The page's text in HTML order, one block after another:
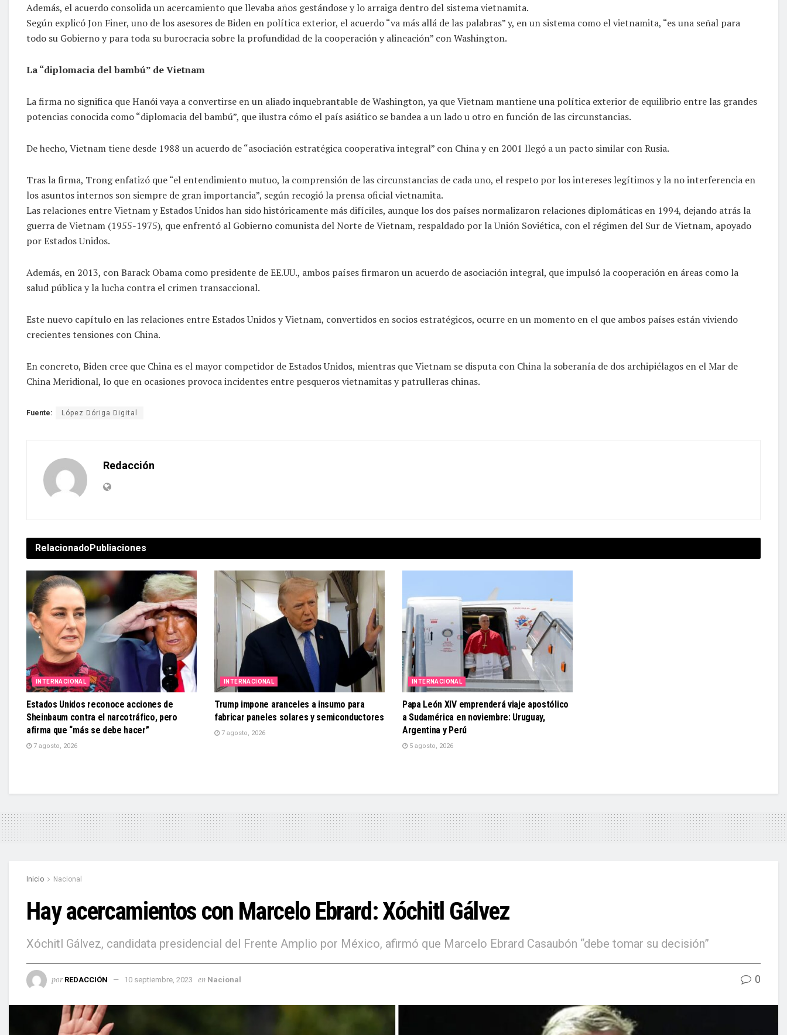
Además, el acuerdo consolida un acercamiento que llevaba años gestándose y lo arraiga dentro del sistema vietnamita.
Según explicó Jon Finer, uno de los asesores de Biden en política exterior, el acuerdo “va más allá de las palabras” y, en un sistema como el vietnamita, “es una señal para
todo su Gobierno y para toda su burocracia sobre la profundidad de la cooperación y alineación” con Washington.
La “diplomacia del bambú” de Vietnam
La firma no significa que Hanói vaya a convertirse en un aliado inquebrantable de Washington, ya que Vietnam mantiene una política exterior de equilibrio entre las grandes
potencias conocida como “diplomacia del bambú”, que ilustra cómo el país asiático se bandea a un lado u otro en función de las circunstancias.
De hecho, Vietnam tiene desde 1988 un acuerdo de “asociación estratégica cooperativa integral” con China y en 2001 llegó a un pacto similar con Rusia.
Tras la firma, Trong enfatizó que “el entendimiento mutuo, la comprensión de las circunstancias de cada uno, el respeto por los intereses legítimos y la no interferencia en
los asuntos internos son siempre de gran importancia”, según recogió la prensa oficial vietnamita.
Las relaciones entre Vietnam y Estados Unidos han sido históricamente más difíciles, aunque los dos países normalizaron relaciones diplomáticas en 1994, dejando atrás la
guerra de Vietnam (1955-1975), que enfrentó al Gobierno comunista del Norte de Vietnam, respaldado por la Unión Soviética, con el régimen del Sur de Vietnam, apoyado
por Estados Unidos.
Además, en 2013, con Barack Obama como presidente de EE.UU., ambos países firmaron un acuerdo de asociación integral, que impulsó la cooperación en áreas como la
salud pública y la lucha contra el crimen transaccional.
Este nuevo capítulo en las relaciones entre Estados Unidos y Vietnam, convertidos en socios estratégicos, ocurre en un momento en el que ambos países están viviendo
crecientes tensiones con China.
En concreto, Biden cree que China es el mayor competidor de Estados Unidos, mientras que Vietnam se disputa con China la soberanía de dos archipiélagos en el Mar de
China Meridional, lo que en ocasiones provoca incidentes entre pesqueros vietnamitas y patrulleras chinas.
Fuente: López Dóriga Digital
Redacción
RelacionadoPubliaciones
INTERNACIONAL
Estados Unidos reconoce acciones de
Sheinbaum contra el narcotráfico, pero
afirma que “más se debe hacer”
7 agosto, 2026
INTERNACIONAL
Trump impone aranceles a insumo para
fabricar paneles solares y semiconductores
7 agosto, 2026
INTERNACIONAL
Papa León XIV emprenderá viaje apostólico
a Sudamérica en noviembre: Uruguay,
Argentina y Perú
5 agosto, 2026
Inicio Nacional
Hay acercamientos con Marcelo Ebrard: Xóchitl Gálvez
Xóchitl Gálvez, candidata presidencial del Frente Amplio por México, afirmó que Marcelo Ebrard Casaubón “debe tomar su decisión”
por REDACCIÓN 10 septiembre, 2023 en Nacional 0